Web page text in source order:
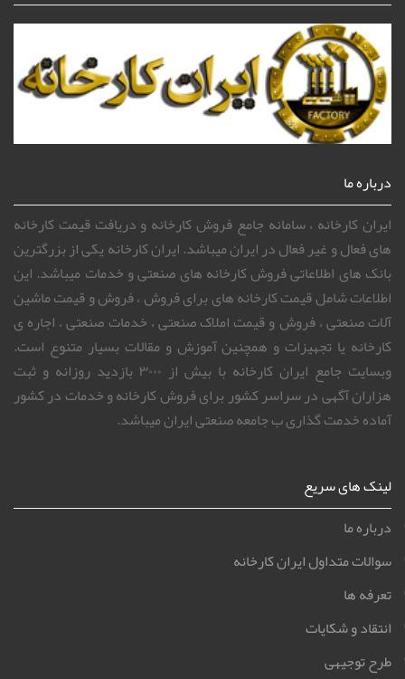
درباره ما
ایران کارخانه ، سامانه جامع فروش کارخانه و دریافت قیمت کارخانه
های فعال و غیر فعال در ایران میباشد. ایران کارخانه یکی از بزرگترین
بانک های اطلاعاتی فروش کارخانه های صنعتی و خدمات میباشد. این
اطلاعات شامل قیمت کارخانه های برای فروش ، فروش و قیمت ماشین
آلات صنعتی ، فروش و قیمت املاک صنعتی ، خدمات صنعتی ، اجاره ی
کارخانه یا تجهیزات و همچنین آموزش و مقالات بسیار متنوع است.
وبسایت جامع ایران کارخانه با بیش از ۳۰۰۰ بازدید روزانه و ثبت
هزاران آگهی در سراسر کشور برای فروش کارخانه و خدمات در کشور
آماده خدمت گذاری ب جامعه صنعتی ایران میباشد.
لینک های سریع
درباره ما
سوالات متداول ایران کارخانه
تعرفه ها
انتقاد و شکایات
طرح توجیهی